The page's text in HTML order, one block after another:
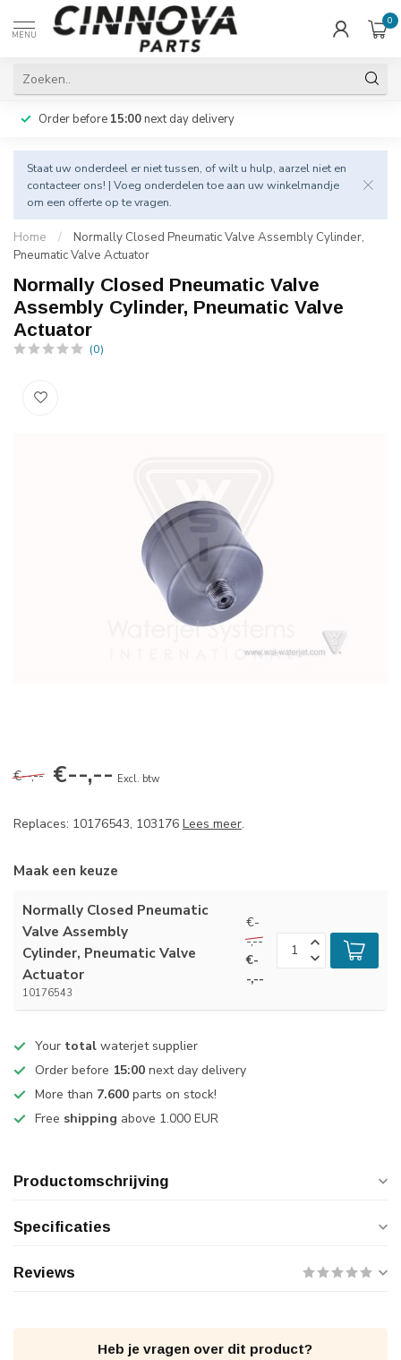
MENU
0
Order before 15:00next day delivery
Staat uw onderdeel er niet tussen, of wilt u hulp, aarzel niet en
contacteer ons! | Voeg onderdelen toe aan uw winkelmandje
om een offerte op te vragen.
Home /
Normally Closed Pneumatic Valve Assembly Cylinder,
Pneumatic Valve Actuator
Normally Closed Pneumatic Valve
Assembly Cylinder, Pneumatic Valve
Actuator
(0)
€--,-- €--,-- Excl. btw
Replaces: 10176543, 103176 Lees meer.
Maak een keuze
Normally Closed Pneumatic
Valve Assembly
Cylinder, Pneumatic Valve
Actuator
10176543
€-
-,--
€-
-,--
Your total waterjet supplier
Order before 15:00 next day delivery
More than 7.600 parts on stock!
Free shipping above 1.000 EUR
Productomschrijving
Specificaties
Reviews
Heb je vragen over dit product?